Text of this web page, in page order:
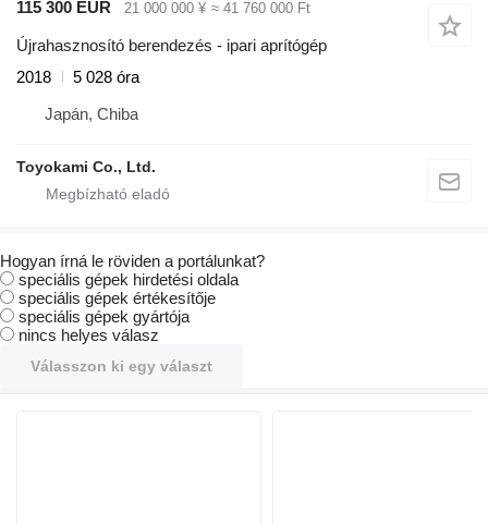
115 300 EUR
21 000 000 ¥ ≈ 41 760 000 Ft
Újrahasznosító berendezés - ipari aprítógép
2018
5 028 óra
Japán, Chiba
Toyokami Co., Ltd.
Hogyan írná le röviden a portálunkat?
speciális gépek hirdetési oldala
speciális gépek értékesítője
speciális gépek gyártója
nincs helyes válasz
Válasszon ki egy választ